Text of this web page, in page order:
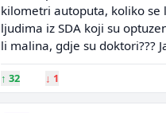
kilometri autoputa, koliko se
ljudima iz SDA koji su
li malina, gdje su doktori???
↑ 32 ↓ 1